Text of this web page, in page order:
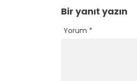
Bir yanıt yazın
Yorum *